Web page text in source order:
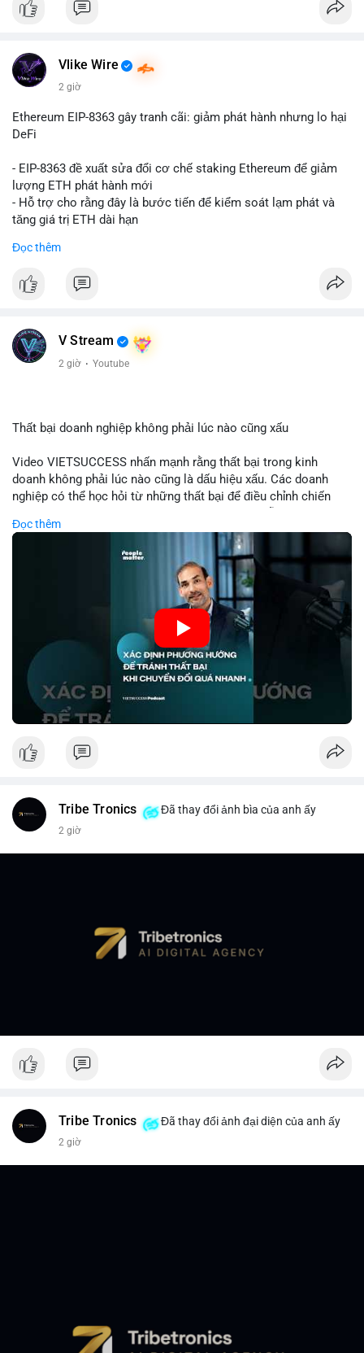
Vlike Wire
2 giờ
Ethereum EIP-8363 gây tranh cãi: giảm phát hành nhưng lo hại
DeFi
- EIP-8363 đề xuất sửa đổi cơ chế staking Ethereum để giảm
lượng ETH phát hành mới
- Hỗ trợ cho rằng đây là bước tiến để kiểm soát lạm phát và
tăng giá trị ETH dài hạn
động lực staking, ảnh hưởng đến bảo mật mạng lưới
tập trung và làm chậm sự tham gia của nhà đầu tư istituционаl
#binancesquare #cryptonews
Đọc thêm
V Stream
2 giờ · Youtube
Thất bại doanh nghiệp không phải lúc nào cũng xấu
Video VIETSUCCESS nhấn mạnh rằng thất bại trong kinh
doanh không phải lúc nào cũng là dấu hiệu xấu. Các doanh
nghiệp có thể học hỏi từ những thất bại để điều chỉnh chiến
trình. Trong lĩnh vực tài chính và crypto, hiểu rõ nguyên nhân
thất bại giúp quản lý rủi ro hiệu quả và tránh lặp lại sai lầm.
Điều này đặc biệt quan trọng khi áp dụng vào các mô hình kinh
doanh mới hoặc đầu tư vào dự án blockchain.
🎥 Xem video trực tiếp tại:
Nguồn: VIETSUCCESS
Đọc thêm
Tribe Tronics Đã thay đổi ảnh bìa của anh ấy
2 giờ
Tribe Tronics Đã thay đổi ảnh đại diện của anh ấy
2 giờ